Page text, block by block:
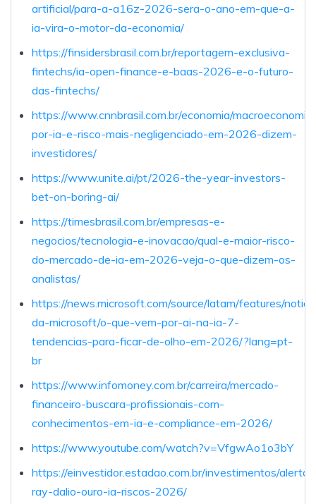
artificial/para-a-a16z-2026-sera-o-ano-em-que-a-
ia-vira-o-motor-da-economia/
https://finsidersbrasil.com.br/reportagem-exclusiva-
fintechs/ia-open-finance-e-baas-2026-e-o-futuro-
das-fintechs/
https://www.cnnbrasil.com.br/economia/
por-ia-e-risco-mais-negligenciado-em-2026-dizem-
investidores/
https://www.unite.ai/pt/2026-the-year-investors-
bet-on-boring-ai/
https://timesbrasil.com.br/empresas-e-
negocios/tecnologia-e-inovacao/qual-e-maior-risco-
do-mercado-de-ia-em-2026-veja-o-que-dizem-os-
analistas/
https://news.microsoft.com/source/latam/features/
da-microsoft/o-que-vem-por-ai-na-ia-7-
tendencias-para-ficar-de-olho-em-2026/?lang=pt-
br
https://www.infomoney.com.br/carreira/mercado-
financeiro-buscara-profissionais-com-
conhecimentos-em-ia-e-compliance-em-2026/
https://www.youtube.com/watch?v=VfgwAo1o3bY
https://einvestidor.estadao.com.br/investimentos/alerta-
ray-dalio-ouro-ia-riscos-2026/